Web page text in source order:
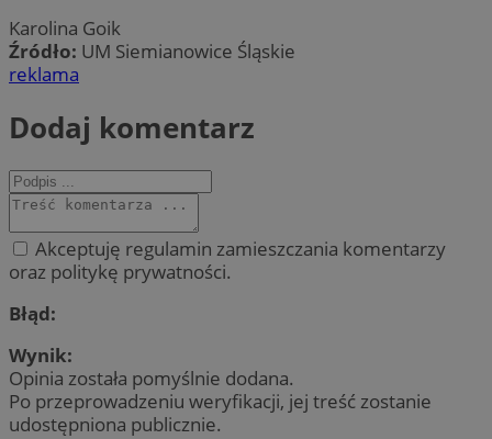
Karolina Goik
Źródło: UM Siemianowice Śląskie
reklama
Dodaj komentarz
Akceptuję regulamin zamieszczania komentarzy
oraz politykę prywatności.
Błąd:
Wynik:
Opinia została pomyślnie dodana.
Po przeprowadzeniu weryfikacji, jej treść zostanie
udostępniona publicznie.